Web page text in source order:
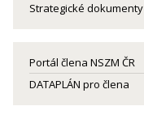
Strategické dokumenty
Portál člena NSZM ČR
DATAPLÁN pro člena